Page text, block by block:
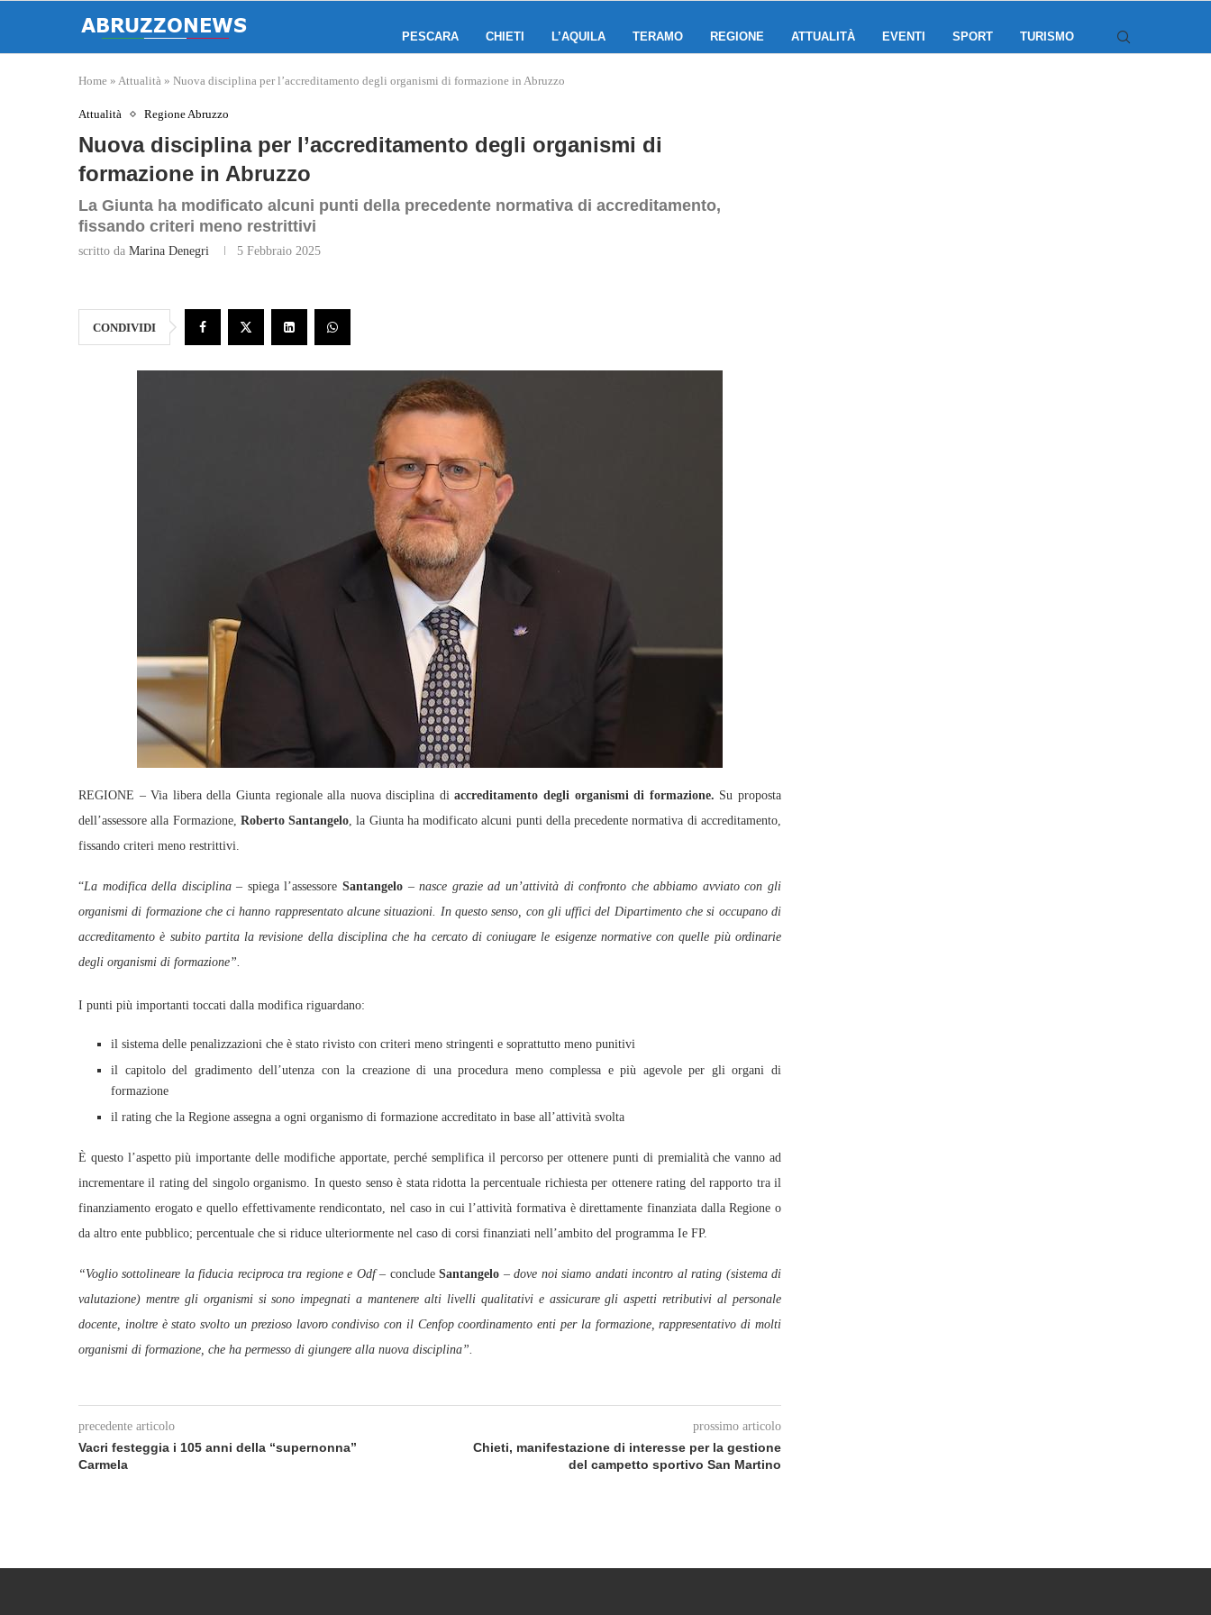
PESCARA CHIETI L’AQUILA TERAMO REGIONE ATTUALITÀ EVENTI SPORT TURISMO
Home » Attualità » Nuova disciplina per l’accreditamento degli organismi di formazione in Abruzzo
Attualità Regione Abruzzo
Nuova disciplina per l’accreditamento degli organismi di
formazione in Abruzzo
La Giunta ha modificato alcuni punti della precedente normativa di accreditamento,
fissando criteri meno restrittivi
scritto da Marina Denegri 5 Febbraio 2025
CONDIVIDI
REGIONE – Via libera della Giunta regionale alla nuova disciplina diaccreditamento degli organismi di formazione. Su proposta
dell’assessore alla Formazione, Roberto Santangelo, la Giunta ha modificato alcuni punti della precedente normativa di accreditamento,
fissando criteri meno restrittivi.
“La modifica della disciplina– spiega l’assessoreSantangelo –nasce grazie ad un’attività di confronto che abbiamo avviato con gli
organismi di formazione che ci hanno rappresentato alcune situazioni. In questo senso, con gli uffici del Dipartimento che si occupano di
accreditamento è subito partita la revisione della disciplina che ha cercato di coniugare le esigenze normative con quelle più ordinarie
degli organismi di formazione”.
I punti più importanti toccati dalla modifica riguardano:
il sistema delle penalizzazioni che è stato rivisto con criteri meno stringenti e soprattutto meno punitivi
il capitolo del gradimento dell’utenza con la creazione di una procedura meno complessa e più agevole per gli organi di
formazione
il rating che la Regione assegna a ogni organismo di formazione accreditato in base all’attività svolta
È questo l’aspetto più importante delle modifiche apportate, perché semplifica il percorso per ottenere punti di premialità che vanno ad
incrementare il rating del singolo organismo. In questo senso è stata ridotta la percentuale richiesta per ottenere rating del rapporto tra il
finanziamento erogato e quello effettivamente rendicontato, nel caso in cui l’attività formativa è direttamente finanziata dalla Regione o
da altro ente pubblico; percentuale che si riduce ulteriormente nel caso di corsi finanziati nell’ambito del programma Ie FP.
“Voglio sottolineare la fiducia reciproca tra regione e Odf– concludeSantangelo –dove noi siamo andati incontro al rating (sistema di
valutazione) mentre gli organismi si sono impegnati a mantenere alti livelli qualitativi e assicurare gli aspetti retributivi al personale
docente, inoltre è stato svolto un prezioso lavoro condiviso con il Cenfop coordinamento enti per la formazione, rappresentativo di molti
organismi di formazione, che ha permesso di giungere alla nuova disciplina”.
precedente articolo
Vacri festeggia i 105 anni della “supernonna”
Carmela
prossimo articolo
Chieti, manifestazione di interesse per la gestione
del campetto sportivo San Martino